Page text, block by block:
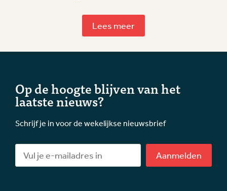
Lees meer
Op de hoogte blijven van het
laatste nieuws?
Schrijf je in voor de wekelijkse nieuwsbrief
Aanmelden